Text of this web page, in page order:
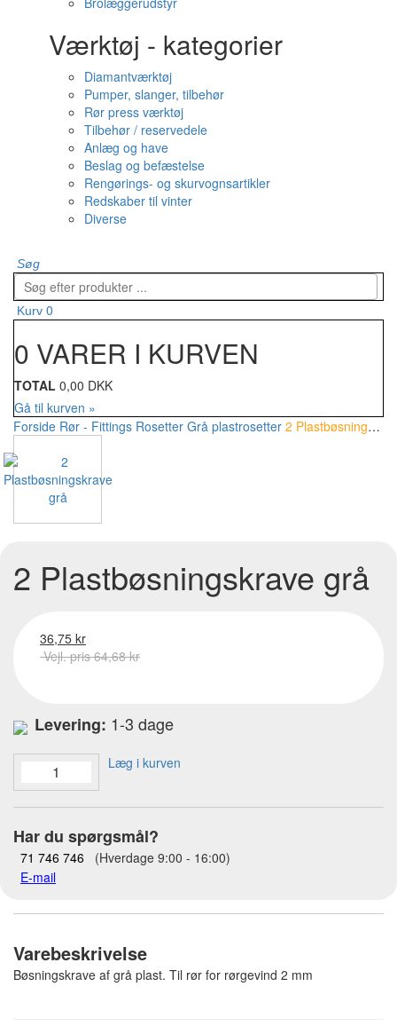
Værktøj - kategorier
Diamantværktøj
Pumper, slanger, tilbehør
Rør press værktøj
Tilbehør / reservedele
Anlæg og have
Beslag og befæstelse
Rengørings- og skurvognsartikler
Redskaber til vinter
Diverse
Søg
Kurv 0
0 VARER I KURVEN
TOTAL 0,00 DKK
Gå til kurven »
Forside Rør - Fittings Rosetter Grå plastrosetter 2 Plastbøsningskrave grå
2 Plastbøsningskrave grå
36,75 kr
Vejl. pris 64,68 kr
Levering: 1-3 dage
Læg i kurven
Har du spørgsmål?
71 746 746 (Hverdage 9:00 - 16:00)
E-mail
Varebeskrivelse
Bøsningskrave af grå plast. Til rør for rørgevind 2 mm